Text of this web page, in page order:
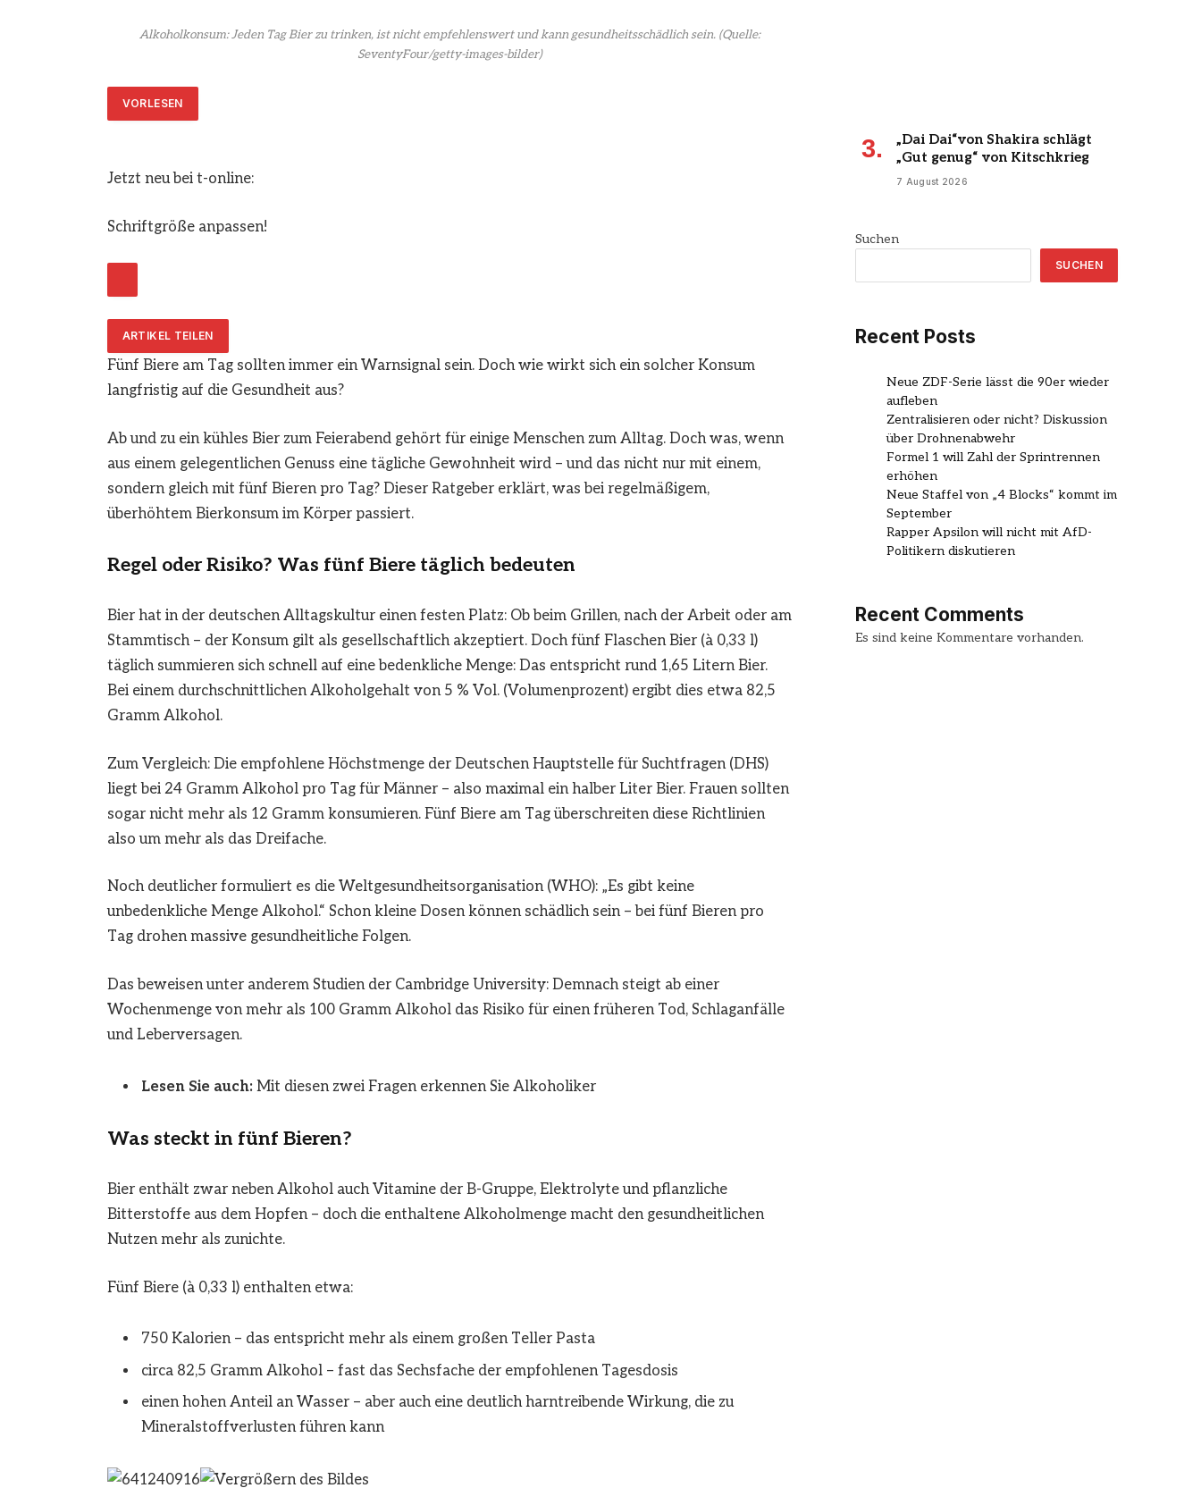
Alkoholkonsum: Jeden Tag Bier zu trinken, ist nicht empfehlenswert und kann gesundheitsschädlich sein.(Quelle:
SeventyFour/getty-images-bilder)
VORLESEN
Jetzt neu bei t-online:
Schriftgröße anpassen!
ARTIKEL TEILEN
Fünf Biere am Tag sollten immer ein Warnsignal sein. Doch wie wirkt sich ein solcher Konsum
langfristig auf die Gesundheit aus?
Ab und zu ein kühles Bier zum Feierabend gehört für einige Menschen zum Alltag. Doch was, wenn
aus einem gelegentlichen Genuss eine tägliche Gewohnheit wird – und das nicht nur mit einem,
sondern gleich mit fünf Bieren pro Tag? Dieser Ratgeber erklärt, was bei regelmäßigem,
überhöhtem Bierkonsum im Körper passiert.
Regel oder Risiko? Was fünf Biere täglich bedeuten
Bier hat in der deutschen Alltagskultur einen festen Platz: Ob beim Grillen, nach der Arbeit oder am
Stammtisch – der Konsum gilt als gesellschaftlich akzeptiert. Doch fünf Flaschen Bier (à 0,33 l)
täglich summieren sich schnell auf eine bedenkliche Menge: Das entspricht rund 1,65 Litern Bier.
Bei einem durchschnittlichen Alkoholgehalt von 5 % Vol. (Volumenprozent) ergibt dies etwa 82,5
Gramm Alkohol.
Zum Vergleich: Die empfohlene Höchstmenge der Deutschen Hauptstelle für Suchtfragen (DHS)
liegt bei 24 Gramm Alkohol pro Tag für Männer – also maximal ein halber Liter Bier. Frauen sollten
sogar nicht mehr als 12 Gramm konsumieren. Fünf Biere am Tag überschreiten diese Richtlinien
also um mehr als das Dreifache.
Noch deutlicher formuliert es die Weltgesundheitsorganisation (WHO): „Es gibt keine
unbedenkliche Menge Alkohol.“ Schon kleine Dosen können schädlich sein – bei fünf Bieren pro
Tag drohen massive gesundheitliche Folgen.
Das beweisen unter anderem Studien der Cambridge University: Demnach steigt ab einer
Wochenmenge von mehr als 100 Gramm Alkohol das Risiko für einen früheren Tod, Schlaganfälle
und Leberversagen.
Lesen Sie auch:Mit diesen zwei Fragen erkennen Sie Alkoholiker
Was steckt in fünf Bieren?
Bier enthält zwar neben Alkohol auch Vitamine der B-Gruppe, Elektrolyte und pflanzliche
Bitterstoffe aus dem Hopfen – doch die enthaltene Alkoholmenge macht den gesundheitlichen
Nutzen mehr als zunichte.
Fünf Biere (à 0,33 l) enthalten etwa:
750 Kalorien – das entspricht mehr als einem großen Teller Pasta
circa 82,5 Gramm Alkohol – fast das Sechsfache der empfohlenen Tagesdosis
einen hohen Anteil an Wasser – aber auch eine deutlich harntreibende Wirkung, die zu
Mineralstoffverlusten führen kann
„Dai Dai“von Shakira schlägt
„Gut genug“ von Kitschkrieg
7 August 2026
Suchen
SUCHEN
Recent Posts
Neue ZDF-Serie lässt die 90er wieder
aufleben
Zentralisieren oder nicht? Diskussion
über Drohnenabwehr
Formel 1 will Zahl der Sprintrennen
erhöhen
Neue Staffel von „4 Blocks“ kommt im
September
Rapper Apsilon will nicht mit AfD-
Politikern diskutieren
Recent Comments
Es sind keine Kommentare vorhanden.